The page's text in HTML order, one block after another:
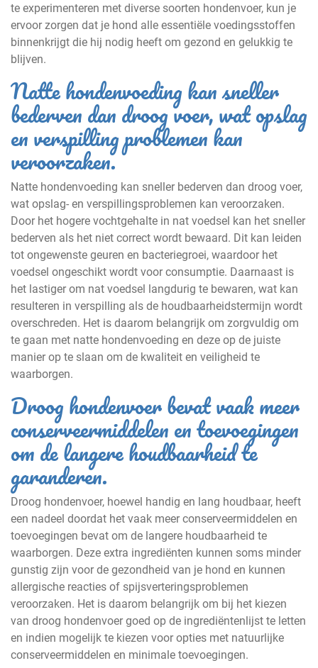
te experimenteren met diverse soorten hondenvoer, kun je
ervoor zorgen dat je hond alle essentiële voedingsstoffen
binnenkrijgt die hij nodig heeft om gezond en gelukkig te
blijven.
Natte hondenvoeding kan sneller
bederven dan droog voer, wat opslag
en verspilling problemen kan
veroorzaken.
Natte hondenvoeding kan sneller bederven dan droog voer,
wat opslag- en verspillingsproblemen kan veroorzaken.
Door het hogere vochtgehalte in nat voedsel kan het sneller
bederven als het niet correct wordt bewaard. Dit kan leiden
tot ongewenste geuren en bacteriegroei, waardoor het
voedsel ongeschikt wordt voor consumptie. Daarnaast is
het lastiger om nat voedsel langdurig te bewaren, wat kan
resulteren in verspilling als de houdbaarheidstermijn wordt
overschreden. Het is daarom belangrijk om zorgvuldig om
te gaan met natte hondenvoeding en deze op de juiste
manier op te slaan om de kwaliteit en veiligheid te
waarborgen.
Droog hondenvoer bevat vaak meer
conserveermiddelen en toevoegingen
om de langere houdbaarheid te
garanderen.
Droog hondenvoer, hoewel handig en lang houdbaar, heeft
een nadeel doordat het vaak meer conserveermiddelen en
toevoegingen bevat om de langere houdbaarheid te
waarborgen. Deze extra ingrediënten kunnen soms minder
gunstig zijn voor de gezondheid van je hond en kunnen
allergische reacties of spijsverteringsproblemen
veroorzaken. Het is daarom belangrijk om bij het kiezen
van droog hondenvoer goed op de ingrediëntenlijst te letten
en indien mogelijk te kiezen voor opties met natuurlijke
conserveermiddelen en minimale toevoegingen.